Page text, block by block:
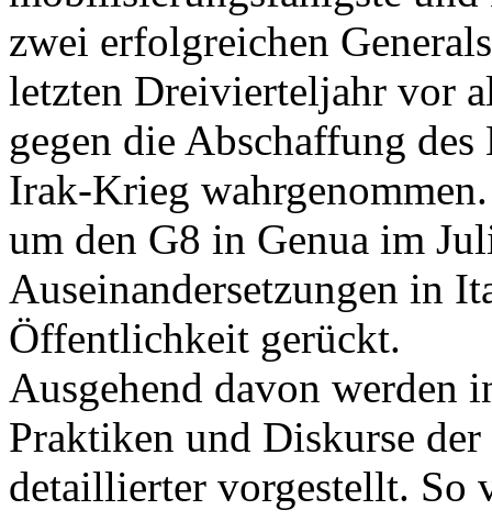
zwei erfolgreichen
letzten Dreivierteljahr vor
gegen die Abschaffung
Irak-Krieg
um den G8 in Genua im
Auseinandersetzungen in
Öffentlichkeit gerückt.
Ausgehend davon werden
Praktiken und Diskurse
detaillierter vorgestellt. So